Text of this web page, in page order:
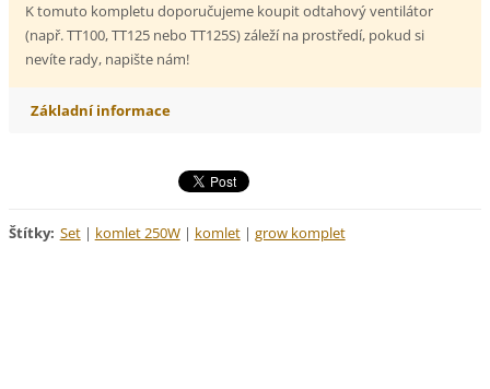
K tomuto kompletu doporučujeme koupit odtahový ventilátor
(např. TT100, TT125 nebo TT125S) záleží na prostředí, pokud si
nevíte rady, napište nám!
Základní informace
Štítky: Set | komlet 250W | komlet | grow komplet